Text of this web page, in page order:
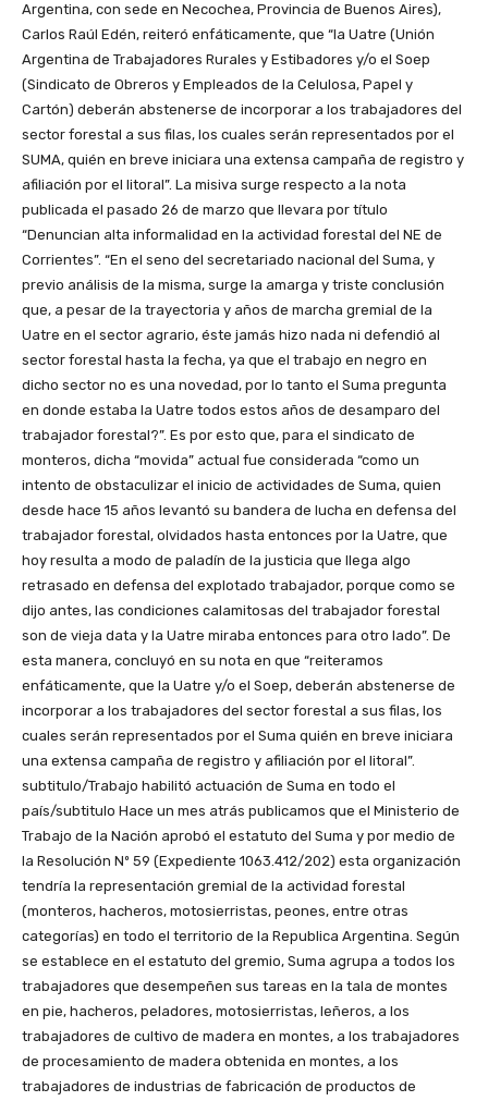
Argentina, con sede en Necochea, Provincia de Buenos Aires),
Carlos Raúl Edén, reiteró enfáticamente, que “la Uatre (Unión
Argentina de Trabajadores Rurales y Estibadores y/o el Soep
(Sindicato de Obreros y Empleados de la Celulosa, Papel y
Cartón) deberán abstenerse de incorporar a los trabajadores del
sector forestal a sus filas, los cuales serán representados por el
SUMA, quién en breve iniciara una extensa campaña de registro y
afiliación por el litoral”. La misiva surge respecto a la nota
publicada el pasado 26 de marzo que llevara por título
“Denuncian alta informalidad en la actividad forestal del NE de
Corrientes”. “En el seno del secretariado nacional del Suma, y
previo análisis de la misma, surge la amarga y triste conclusión
que, a pesar de la trayectoria y años de marcha gremial de la
Uatre en el sector agrario, éste jamás hizo nada ni defendió al
sector forestal hasta la fecha, ya que el trabajo en negro en
dicho sector no es una novedad, por lo tanto el Suma pregunta
en donde estaba la Uatre todos estos años de desamparo del
trabajador forestal?”. Es por esto que, para el sindicato de
monteros, dicha “movida” actual fue considerada “como un
intento de obstaculizar el inicio de actividades de Suma, quien
desde hace 15 años levantó su bandera de lucha en defensa del
trabajador forestal, olvidados hasta entonces por la Uatre, que
hoy resulta a modo de paladín de la justicia que llega algo
retrasado en defensa del explotado trabajador, porque como se
dijo antes, las condiciones calamitosas del trabajador forestal
son de vieja data y la Uatre miraba entonces para otro lado”. De
esta manera, concluyó en su nota en que “reiteramos
enfáticamente, que la Uatre y/o el Soep, deberán abstenerse de
incorporar a los trabajadores del sector forestal a sus filas, los
cuales serán representados por el Suma quién en breve iniciara
una extensa campaña de registro y afiliación por el litoral”.
subtitulo/Trabajo habilitó actuación de Suma en todo el
país/subtitulo Hace un mes atrás publicamos que el Ministerio de
Trabajo de la Nación aprobó el estatuto del Suma y por medio de
la Resolución Nº 59 (Expediente 1063.412/202) esta organización
tendría la representación gremial de la actividad forestal
(monteros, hacheros, motosierristas, peones, entre otras
categorías) en todo el territorio de la Republica Argentina. Según
se establece en el estatuto del gremio, Suma agrupa a todos los
trabajadores que desempeñen sus tareas en la tala de montes
en pie, hacheros, peladores, motosierristas, leñeros, a los
trabajadores de cultivo de madera en montes, a los trabajadores
de procesamiento de madera obtenida en montes, a los
trabajadores de industrias de fabricación de productos de